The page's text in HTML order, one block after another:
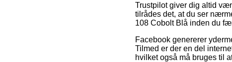
Trustpilot giver dig altid
tilrådes det, at du ser
108 Cobolt Blå inden du
Facebook genererer
Tilmed er der en del
hvilket også må bruges til